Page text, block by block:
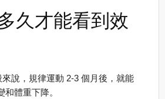
久才能看到效
說，規律運動 2-3 個月後，就能
體重下降。